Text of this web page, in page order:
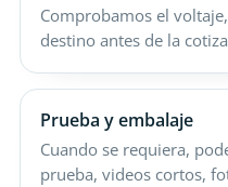
Comprobamos el
destino antes de la
Prueba y embalaje
Cuando se requiera,
prueba, videos cortos,